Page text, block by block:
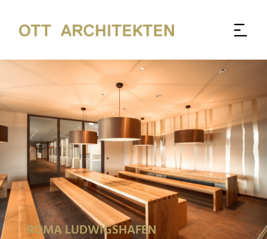
ROMA LUDWIGSHAFEN